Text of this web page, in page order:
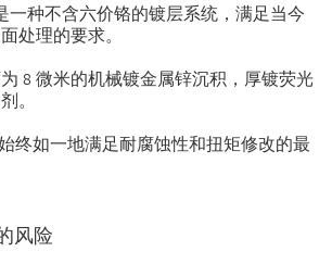
一种不含六价铬的镀层系统，满足当今
处理的要求。
8 微米的机械镀金属锌沉积，厚镀荧光
。
始终如一地满足耐腐蚀性和扭矩修改的最
风险